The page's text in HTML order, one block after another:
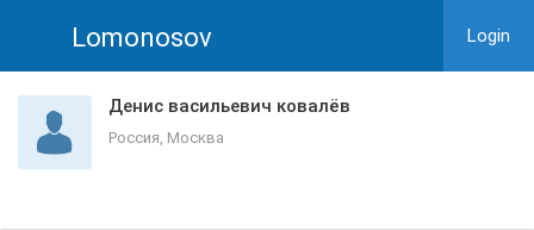
Lomonosov Login
Денис васильевич ковалёв
Россия, Москва